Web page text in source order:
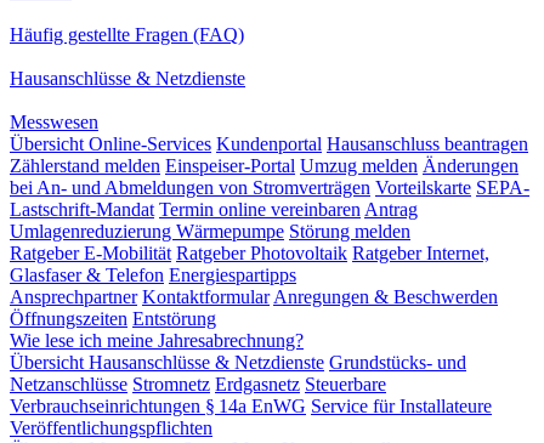
Häufig gestellte Fragen (FAQ)
Hausanschlüsse & Netzdienste
Messwesen
Übersicht Online-Services Kundenportal Hausanschluss beantragen
Zählerstand melden Einspeiser-Portal Umzug melden Änderungen
bei An- und Abmeldungen von Stromverträgen Vorteilskarte SEPA-
Lastschrift-Mandat Termin online vereinbaren Antrag
Umlagenreduzierung Wärmepumpe Störung melden
Ratgeber E-Mobilität Ratgeber Photovoltaik Ratgeber Internet,
Glasfaser & Telefon Energiespartipps
Ansprechpartner Kontaktformular Anregungen & Beschwerden
Öffnungszeiten Entstörung
Wie lese ich meine Jahresabrechnung?
Übersicht Hausanschlüsse & Netzdienste Grundstücks- und
Netzanschlüsse Stromnetz Erdgasnetz Steuerbare
Verbrauchseinrichtungen § 14a EnWG Service für Installateure
Veröffentlichungspflichten